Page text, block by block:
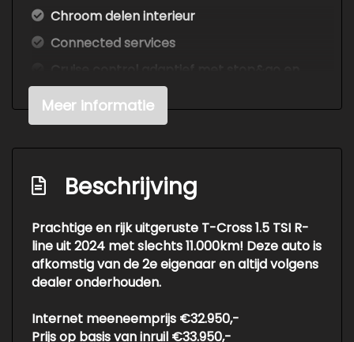
Chroom delen interieur
Connected services
stuurhulp
Draadloze telefoonlader
Hemelbekleding donker
Hoofd airbag(s) achter
Hoofd airbag(s) voor
Keyless entry/start
Lichtmetalen velgen meer-spaaks 18"
Meer informatie
Beschrijving
Prachtige en rijk uitgeruste T-Cross 1.5 TSI R-
line uit 2024 met slechts 11.000km! Deze auto is
afkomstig van de 2e eigenaar en altijd volgens
dealer onderhouden.
Internet meeneemprijs €32.950,-
Prijs op basis van inruil €33.950,-